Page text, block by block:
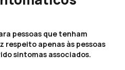
pessoas que tenham
apenas às pessoas
sintomas associados.